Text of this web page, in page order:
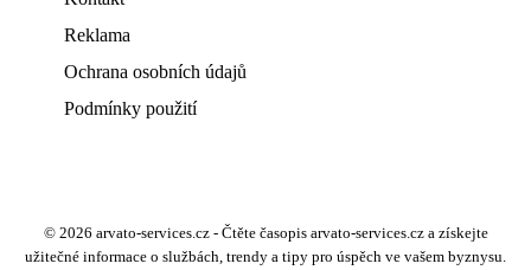
Reklama
Ochrana osobních údajů
Podmínky použití
© 2026 arvato-services.cz - Čtěte časopis arvato-services.cz a získejte
užitečné informace o službách, trendy a tipy pro úspěch ve vašem byznysu.